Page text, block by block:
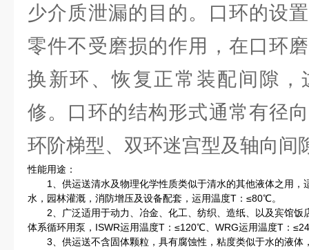
少介质泄漏的目的。口环的设
零件不受磨损的作用，在口环
换新环、恢复正常装配间隙，
修。口环的结构形式通常有径
环阶梯型、双环迷宫型及轴向间
性能用途：
1、供运送清水及物理化学性质类似于清水的其他液体之用，
水，园林灌溉，消防增压及设备配套，运用温度T：≤80℃。
2、广泛适用于动力、冶金、化工、纺织、造纸、以及宾馆饭
体系循环用泵，ISWR运用温度T：≤120℃、WRG运用温度T：
3、供运送不含固体颗粒，具有腐蚀性，粘度类似于水的液体